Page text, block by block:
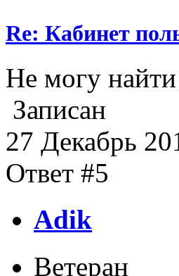
Re: Кабинет
Не могу
Записан
27 Декабрь
Ответ #5
Adik
Ветеран